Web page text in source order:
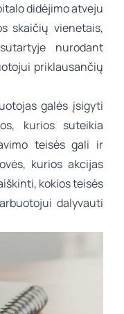
didėjimo atveju
skaičių vienetais,
nurodant
priklausančių
galės įsigyti
kurios suteikia
teisės gali ir
kurios akcijas
kokios teisės
dalyvauti